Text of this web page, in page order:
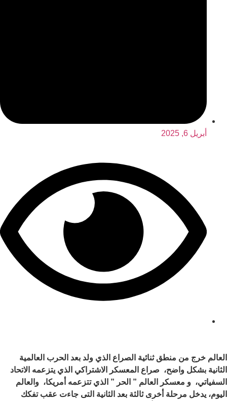
أبريل 6, 2025
العالم خرج من منطق ثنائية الصراع الذي ولد بعد الحرب العالمية
الثانية بشكل واضح، صراع المعسكر الاشتراكي الذي يتزعمه الاتحاد
السفياتي، و معسكر العالم ” الحر ” الذي تتزعمه أمريكا، والعالم
اليوم، يدخل مرحلة أخرى ثالثة بعد الثانية التى جاءت عقب تفكك